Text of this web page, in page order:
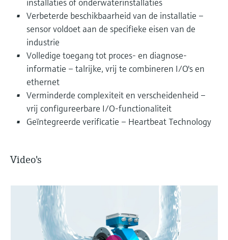
Verbeterde beschikbaarheid van de installatie –
sensor voldoet aan de specifieke eisen van de
industrie
Volledige toegang tot proces- en diagnose-
informatie – talrijke, vrij te combineren I/O's en
ethernet
Verminderde complexiteit en verscheidenheid –
vrij configureerbare I/O-functionaliteit
Geïntegreerde verificatie – Heartbeat Technology
Video's